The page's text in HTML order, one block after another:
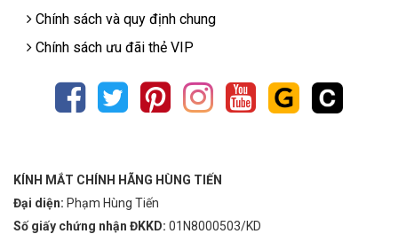
Chính sách và quy định chung
Chính sách ưu đãi thẻ VIP
KÍNH MẮT CHÍNH HÃNG HÙNG TIẾN
Đại diện: Phạm Hùng Tiến
Số giấy chứng nhận ĐKKD: 01N8000503/KD